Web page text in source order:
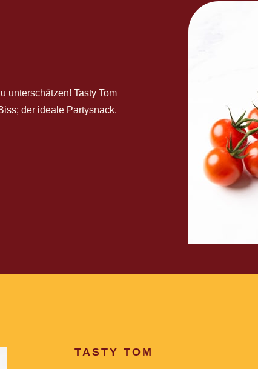
unterschätzen! Tasty Tom
der ideale Partysnack.
TASTY TOM